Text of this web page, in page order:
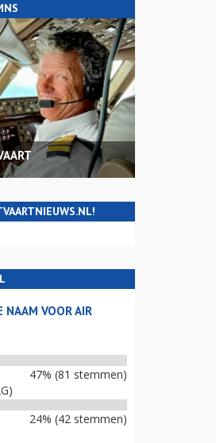
NAAM VOOR AIR
47% (81 stemmen)
24% (42 stemmen)